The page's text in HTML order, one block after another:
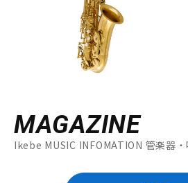
MAGAZINE
Ikebe MUSIC INFOMATION 管楽器